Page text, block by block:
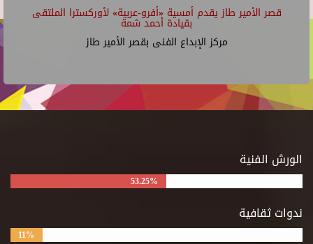
قصر الأمير طاز يقدم أمسية «أفرو-عربية» لأوركسترا الملتقى
بقيادة أحمد شمة
مركز الإبداع الفنى بقصر الأمير طاز
الورش الفنية
53.25%
ندوات ثقافية
11%